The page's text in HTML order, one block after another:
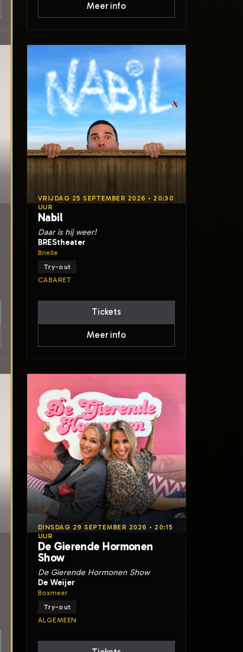
Meer info
VRIJDAG 25 SEPTEMBER 2026 • 20:30
UUR
Nabil
Daar is hij weer!
BREStheater
Brielle
Try-out
CABARET
Tickets
Meer info
DINSDAG 29 SEPTEMBER 2026 • 20:15
UUR
De Gierende Hormonen
Show
De Gierende Hormonen Show
De Weijer
Boxmeer
Try-out
ALGEMEEN